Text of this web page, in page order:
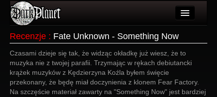
Wydarzenia
Galeria
Recenzje : Fate Unknown - Something Now
Czasami dzieje się tak, że widząc okładkę już wiesz, że to
muzyka nie z twojej parafii. Trzymając w rękach debiutancki
krążek muzyków z Kędzierzyna Koźla byłem święcie
przekonany, że będę miał doczynienia z klonem Fear Factory.
Na szczęście materiał zawarty na "Something Now" jest bardziej